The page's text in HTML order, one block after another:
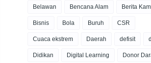
Belawan Bencana Alam Berita
Bisnis Bola Buruh CSR
Cuaca ekstrem Daerah defisit
Didikan Digital Learning Donor